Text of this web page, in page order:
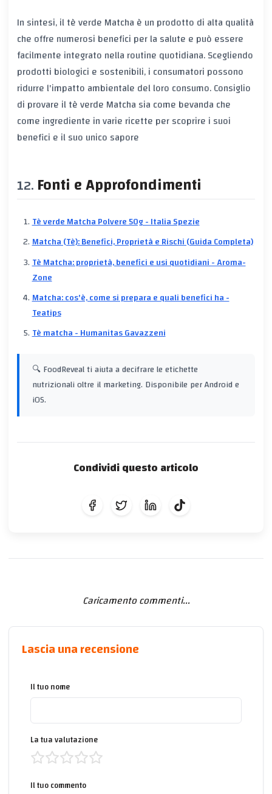
In sintesi, il tè verde Matcha è un prodotto di alta qualità
che offre numerosi benefici per la salute e può essere
facilmente integrato nella routine quotidiana. Scegliendo
prodotti biologici e sostenibili, i consumatori possono
ridurre l'impatto ambientale del loro consumo. Consiglio
di provare il tè verde Matcha sia come bevanda che
come ingrediente in varie ricette per scoprire i suoi
benefici e il suo unico sapore
Fonti e Approfondimenti
Tè verde Matcha Polvere 50g - Italia Spezie
Matcha (Tè): Benefici, Proprietà e Rischi (Guida Completa)
Tè Matcha: proprietà, benefici e usi quotidiani - Aroma-
Zone
Matcha: cos'è, come si prepara e quali benefici ha -
Teatips
Tè matcha - Humanitas Gavazzeni
🔍 FoodReveal ti aiuta a decifrare le etichette
nutrizionali oltre il marketing. Disponibile per Android e
iOS.
Condividi questo articolo
Caricamento commenti...
Lascia una recensione
Il tuo nome
La tua valutazione
Il tuo commento